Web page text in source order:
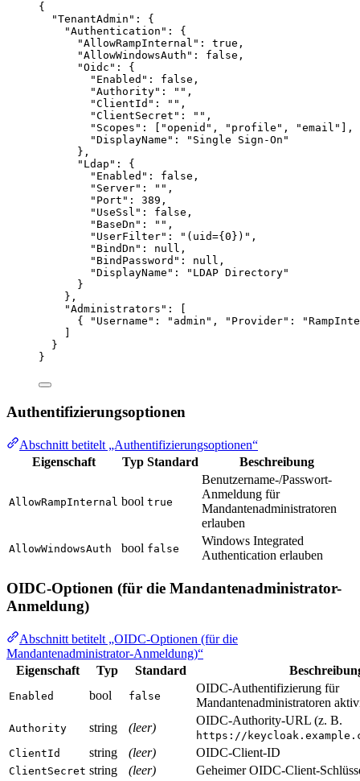
{
"TenantAdmin" : {
"Authentication" : {
"AllowRampInternal" : true ,
"AllowWindowsAuth" : false ,
"Oidc" : {
"Enabled" : false ,
"Authority" : "" ,
"ClientId" : "" ,
"ClientSecret" : "" ,
"Scopes" : [ "openid " , " profile " , "email "
],
"DisplayName" : " Single Sign-On "
},
"Ldap" : {
"Enabled" : false ,
"Server" : "" ,
"Port" : 389 ,
"UseSsl" : false ,
"BaseDn" : "" ,
"UserFilter" : " (uid={0}) " ,
"BindDn" : null ,
"BindPassword" : null ,
"DisplayName" : " LDAP Directory"
}
},
"Administrators" : [
{
"Username" : " admin " , "Provider" : "
}
}
Authentifizierungsoptionen
Abschnitt betitelt „Authentifizierungsoptionen“
Eigenschaft
Typ Standard Beschreibung
AllowRampInternal bool true
Benutzername-/Passwort-
Anmeldung für
Mandantenadministratoren
erlauben
AllowWindowsAuth bool false
Windows Integrated
Authentication erlauben
OIDC-Optionen (für die Mandantenadministrator-
Anmeldung)
Abschnitt betitelt „OIDC-Optionen (für die
Mandantenadministrator-Anmeldung)“
Eigenschaft
Typ Standard
Enabled bool false
OIDC-Authentifizierung für
Mandantenadministratoren
Authority string (leer)
OIDC-Authority-URL (z. B.
https://
ClientId
string (leer) OIDC-Client-ID
ClientSecret string (leer) Geheimer OIDC-Client-